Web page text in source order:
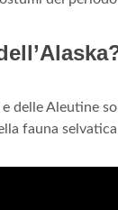
e delle Aleutine
fauna